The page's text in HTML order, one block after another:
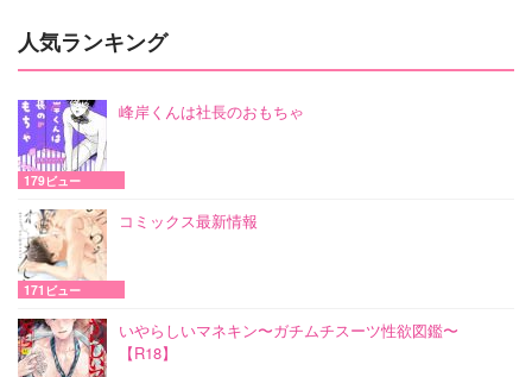
人気ランキング
峰岸くんは社長のおもちゃ
179ビュー
コミックス最新情報
171ビュー
いやらしいマネキン〜ガチムチスーツ性欲図鑑〜
【R18】